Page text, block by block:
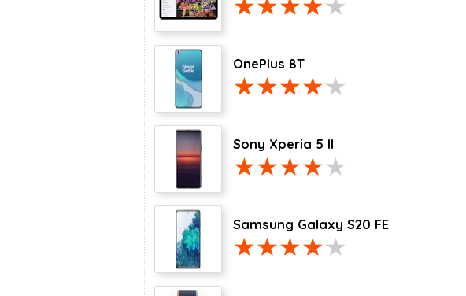
OnePlus 8T
Sony Xperia 5 II
Samsung Galaxy S20 FE